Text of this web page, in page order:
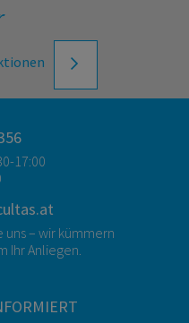
17:00
uns – wir kümmern
Ihr Anliegen.